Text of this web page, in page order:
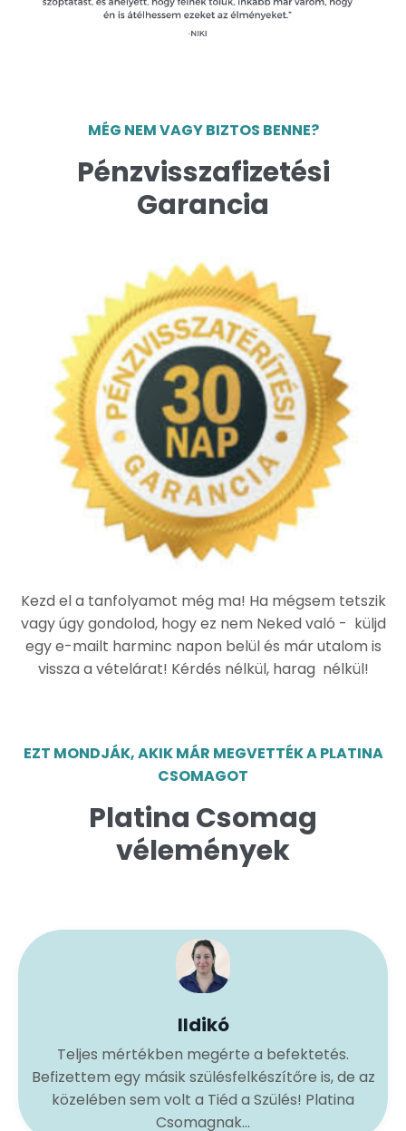
MÉG NEM VAGY BIZTOS BENNE?
Pénzvisszafizetési
Garancia
Kezd el a tanfolyamot még ma! Ha mégsem tetszik
vagy úgy gondolod, hogy ez nem Neked való - küljd
egy e-mailt harminc napon belül és már utalom is
vissza a vételárat! Kérdés nélkül, harag nélkül!
EZT MONDJÁK, AKIK MÁR MEGVETTÉK A PLATINA
CSOMAGOT
Platina Csomag
vélemények
Ildikó
Teljes mértékben megérte a befektetés.
Befizettem egy másik szülésfelkészítőre is, de az
közelében sem volt a Tiéd a Szülés! Platina
Csomagnak...